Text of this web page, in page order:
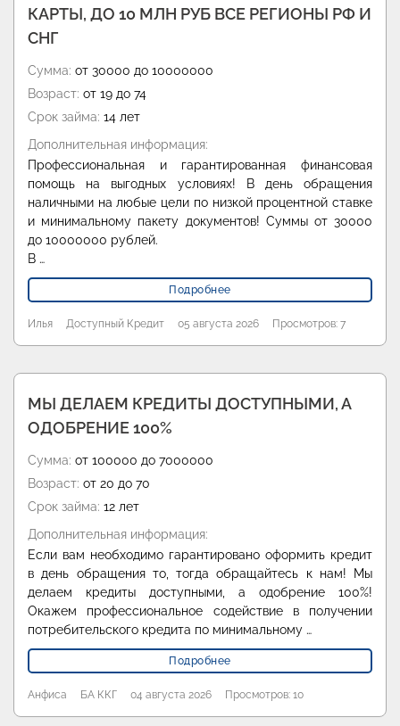
КАРТЫ, ДО 10 МЛН РУБ ВСЕ РЕГИОНЫ РФ И
СНГ
Сумма: от 30000 до 10000000
Возраст: от 19 до 74
Срок займа: 14 лет
Дополнительная информация:
Профессиональная и гарантированная финансовая
помощь на выгодных условиях! В день обращения
наличными на любые цели по низкой процентной ставке
и минимальному пакету документов! Суммы от 30000
до 10000000 рублей.
В …
Подробнее
Илья Доступный Кредит 05 августа 2026 Просмотров: 7
МЫ ДЕЛАЕМ КРЕДИТЫ ДОСТУПНЫМИ, А
ОДОБРЕНИЕ 100%
Сумма: от 100000 до 7000000
Возраст: от 20 до 70
Срок займа: 12 лет
Дополнительная информация:
Если вам необходимо гарантировано оформить кредит
в день обращения то, тогда обращайтесь к нам! Мы
делаем кредиты доступными, а одобрение 100%!
Окажем профессиональное содействие в получении
потребительского кредита по минимальному …
Подробнее
Анфиса БА ККГ 04 августа 2026 Просмотров: 10